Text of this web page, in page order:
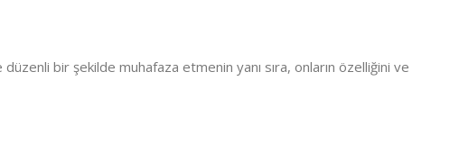
düzenli bir şekilde muhafaza etmenin yanı sıra, onların özelliğini ve